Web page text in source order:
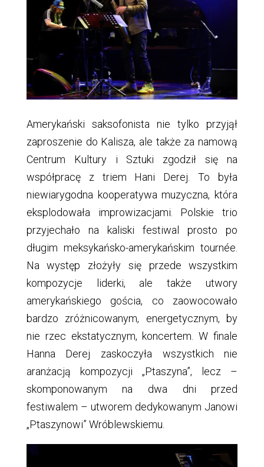
Amerykański saksofonista nie tylko przyjął
zaproszenie do Kalisza, ale także za namową
Centrum Kultury i Sztuki zgodził się na
współpracę z triem Hani Derej. To była
niewiarygodna kooperatywa muzyczna, która
eksplodowała improwizacjami. Polskie trio
przyjechało na kaliski festiwal prosto po
długim meksykańsko-amerykańskim tournée.
Na występ złożyły się przede wszystkim
kompozycje liderki, ale także utwory
amerykańskiego gościa, co zaowocowało
bardzo zróżnicowanym, energetycznym, by
nie rzec ekstatycznym, koncertem. W finale
Hanna Derej zaskoczyła wszystkich nie
aranżacją kompozycji „Ptaszyna”, lecz –
skomponowanym na dwa dni przed
festiwalem – utworem dedykowanym Janowi
„Ptaszynowi” Wróblewskiemu.